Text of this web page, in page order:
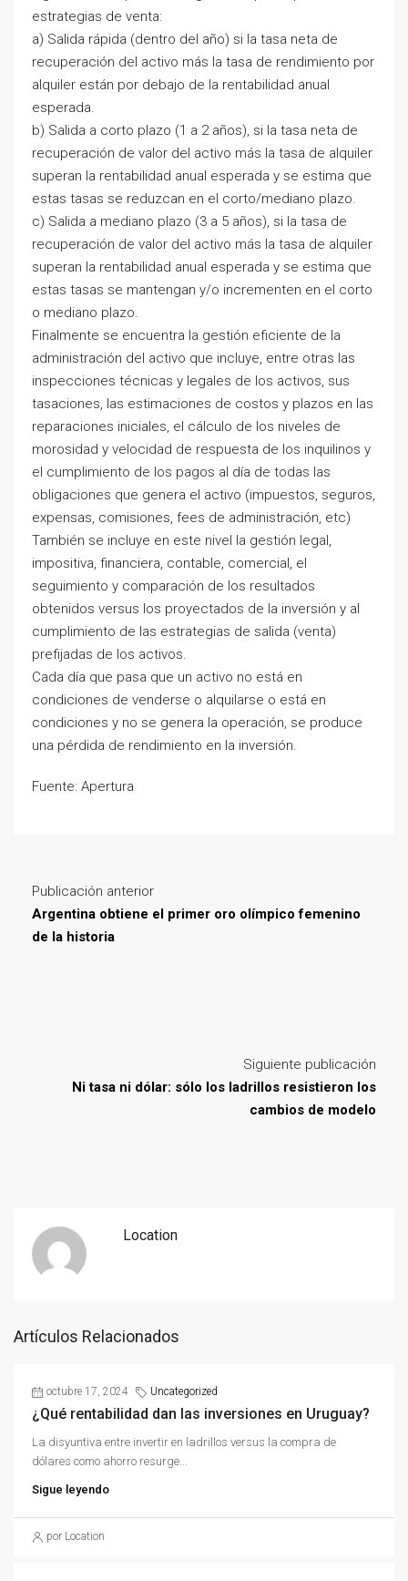
estrategias de venta:
a) Salida rápida (dentro del año) si la tasa neta de
recuperación del activo más la tasa de rendimiento por
alquiler están por debajo de la rentabilidad anual
esperada.
b) Salida a corto plazo (1 a 2 años), si la tasa neta de
recuperación de valor del activo más la tasa de alquiler
superan la rentabilidad anual esperada y se estima que
estas tasas se reduzcan en el corto/mediano plazo.
c) Salida a mediano plazo (3 a 5 años), si la tasa de
recuperación de valor del activo más la tasa de alquiler
superan la rentabilidad anual esperada y se estima que
estas tasas se mantengan y/o incrementen en el corto
o mediano plazo.
Finalmente se encuentra la gestión eficiente de la
administración del activo que incluye, entre otras las
inspecciones técnicas y legales de los activos, sus
tasaciones, las estimaciones de costos y plazos en las
reparaciones iniciales, el cálculo de los niveles de
morosidad y velocidad de respuesta de los inquilinos y
el cumplimiento de los pagos al día de todas las
obligaciones que genera el activo (impuestos, seguros,
expensas, comisiones, fees de administración, etc)
También se incluye en este nivel la gestión legal,
impositiva, financiera, contable, comercial, el
seguimiento y comparación de los resultados
obtenidos versus los proyectados de la inversión y al
cumplimiento de las estrategias de salida (venta)
prefijadas de los activos.
Cada día que pasa que un activo no está en
condiciones de venderse o alquilarse o está en
condiciones y no se genera la operación, se produce
una pérdida de rendimiento en la inversión.
Fuente: Apertura
Publicación anterior
Argentina obtiene el primer oro olímpico femenino
de la historia
Siguiente publicación
Ni tasa ni dólar: sólo los ladrillos resistieron los
cambios de modelo
Location
Artículos Relacionados
octubre 17, 2024 Uncategorized
¿Qué rentabilidad dan las inversiones en Uruguay?
La disyuntiva entre invertir en ladrillos versus la compra de
dólares como ahorro resurge...
Sigue leyendo
por Location